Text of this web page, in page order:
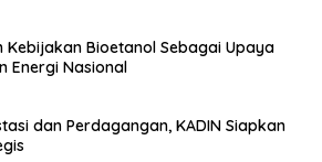
Kebijakan Bioetanol Sebagai Upaya
Energi Nasional
dan Perdagangan, KADIN Siapkan